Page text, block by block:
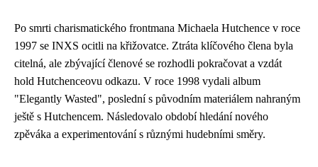
Po smrti charismatického frontmana Michaela Hutchence v roce
1997 se INXS ocitli na křižovatce. Ztráta klíčového člena byla
citelná, ale zbývající členové se rozhodli pokračovat a vzdát
hold Hutchenceovu odkazu. V roce 1998 vydali album
"Elegantly Wasted", poslední s původním materiálem nahraným
ještě s Hutchencem. Následovalo období hledání nového
zpěváka a experimentování s různými hudebními směry.